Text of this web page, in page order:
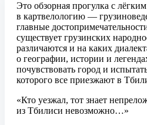
Это обзорная прогулка с
в картвелологию —
главные
существует грузинских
различаются и на каких
о географии, истории и
почувствовать город и
которого все приезжают в
«Кто уезжал, тот знает
из Тбилиси невозможно…»